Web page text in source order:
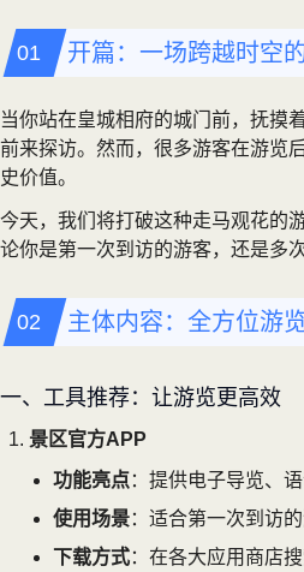
开篇：一场跨越时空
当你站在皇城相府的城门前，抚摸
前来探访。然而，很多游客在游览
史价值。
今天，我们将打破这种走马观花的
论你是第一次到访的游客，还是多
主体内容：全方位游
一、工具推荐：让游览更高效
景区官方APP
功能亮点：提供电子导览、
使用场景：适合第一次到访
下载方式：在各大应用商店搜